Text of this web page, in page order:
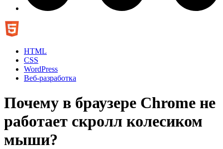
HTML
CSS
WordPress
Веб-разработка
Почему в браузере Chrome не
работает скролл колесиком
мыши?